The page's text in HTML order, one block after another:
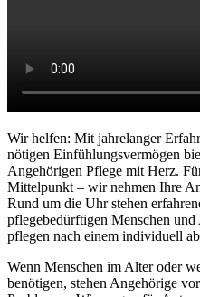
Wir helfen: Mit jahrelanger
nötigen Einfühlungsvermögen
Angehörigen Pflege mit Herz.
Mittelpunkt – wir nehmen Ihre
Rund um die Uhr stehen
pflegebedürftigen Menschen
pflegen nach einem individuell
Wenn Menschen im Alter oder
benötigen, stehen Angehörige